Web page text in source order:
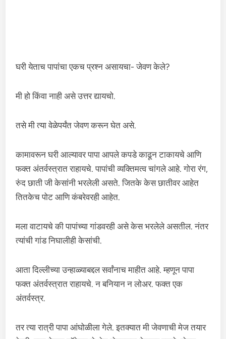
घरी येताच पापांचा एकच प्रश्न असायचा- जेवण केले?
मी हो किंवा नाही असे उत्तर द्यायचो.
तसे मी त्या वेळेपर्यंत जेवण करून घेत असे.
कामावरून घरी आल्यावर पापा आपले कपडे काढून टाकायचे आणि
फक्त अंतर्वस्त्रात राहायचे. पापांची व्यक्तिमत्व चांगले आहे. गोरा रंग,
रुंद छाती जी केसांनी भरलेली असते. जितके केस छातीवर आहेत
तितकेच पोट आणि कंबरेवरही आहेत.
मला वाटायचे की पापांच्या गांडवरही असे केस भरलेले असतील. नंतर
त्यांची गांड निघालीही केसांची.
आता दिल्लीच्या उन्हाळ्याबद्दल सर्वांनाच माहीत आहे. म्हणून पापा
फक्त अंतर्वस्त्रात राहायचे. न बनियान न लोअर. फक्त एक
अंतर्वस्त्र.
तर त्या रात्री पापा आंघोळीला गेले. इतक्यात मी जेवणाची मेज तयार